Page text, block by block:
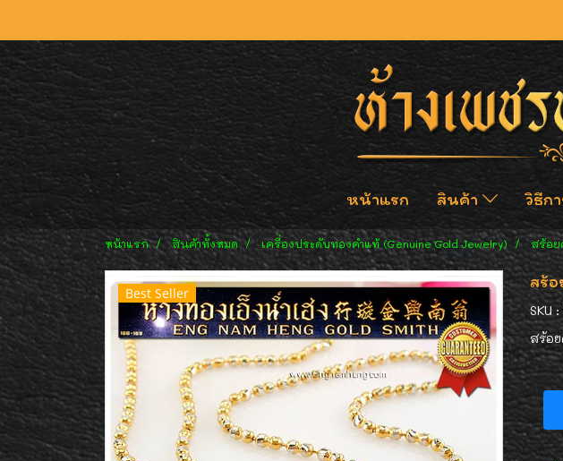
หน้าแรก สินค้า วิธีก
หน้าแรก สินค้าทั้งหมด เครื่องประดับทองคำแท้ (Genuine Gold Jewelry) สร้อย
Best Seller
สร้
SKU
สร้อ